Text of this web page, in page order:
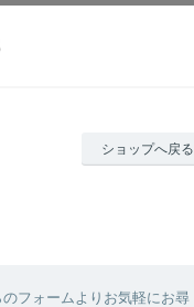
ショップへ戻る
フォームよりお気軽にお尋